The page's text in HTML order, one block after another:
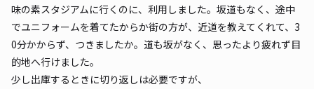
味の素スタジアムに行くのに、利用しました。坂道もなく、途中
でユニフォームを着てたからか街の方が、近道を教えてくれて、3
0分かからず、つきましたか。道も坂がなく、思ったより疲れず目
的地へ行けました。
少し出庫するときに切り返しは必要ですが、